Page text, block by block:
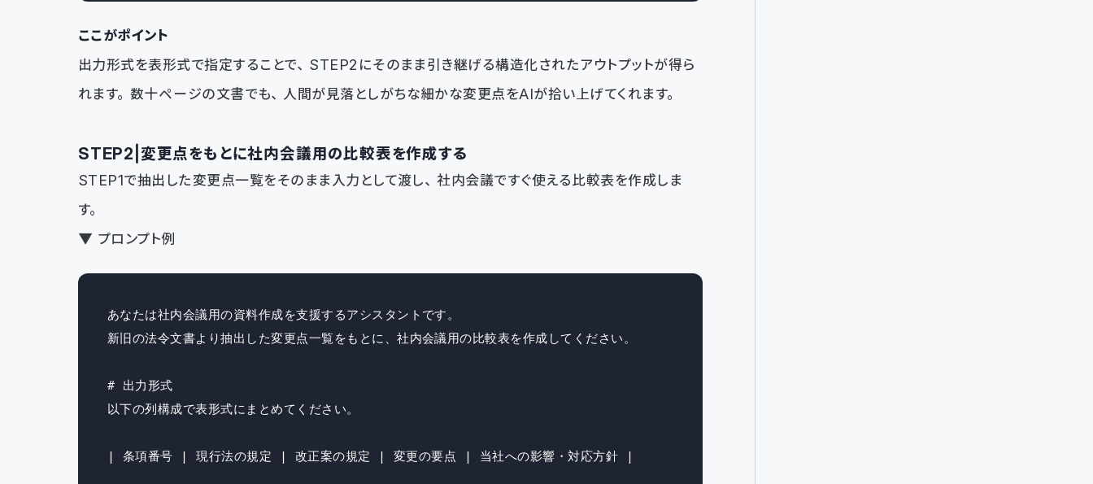
ここがポイント
出力形式を表形式で指定することで、STEP2にそのまま引き継げる構造化されたアウトプットが得ら
れます。数十ページの文書でも、人間が見落としがちな細かな変更点をAIが拾い上げてくれます。
STEP2｜変更点をもとに社内会議用の比較表を作成する
STEP1で抽出した変更点一覧をそのまま入力として渡し、社内会議ですぐ使える比較表を作成しま
す。
▼ プロンプト例
あなたは社内会議用の資料作成を支援するアシスタントです。
新旧の法令文書より抽出した変更点一覧をもとに、社内会議用の比較表を作成してください。
# 出力形式
以下の列構成で表形式にまとめてください。
| 条項番号 | 現行法の規定 | 改正案の規定 | 変更の要点 | 当社への影響・対応方針 |